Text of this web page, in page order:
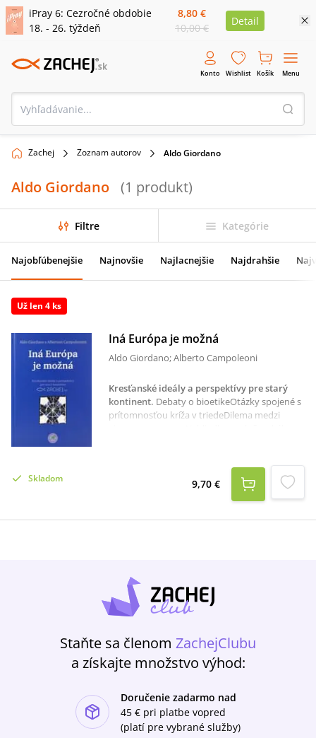
iPray 6: Cezročné obdobie
18. - 26. týždeň
8,80 €
10,00 €
Detail
Konto Wishlist Košík Menu
Zachej Zoznam autorov Aldo Giordano
Aldo Giordano (1 produkt)
Filtre Kategórie
Najobľúbenejšie Najnovšie Najlacnejšie Najdrahšie
Už len 4 ks
Iná Európa je možná
Aldo Giordano; Alberto Campoleoni
Kresťanské ideály a perspektívy pre starý
kontinent. Debaty o bioetikeOtázky spojené s
prítomnosťou kríža v triedeDilema medzi
adopciiBudúcnosť ekumenizmu a európskej
civilizácieAldo Giordano, generálny tajomník
Rady európskych biskupských konferencii, v
diskusiu o starom kontinente plnom nádejí v
Skladom 9,70 €
Staňte sa členom ZachejClubu
a získajte množstvo výhod:
Doručenie zadarmo nad
45 € pri platbe vopred
(platí pre vybrané služby)